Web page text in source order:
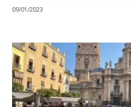
09/01/2023